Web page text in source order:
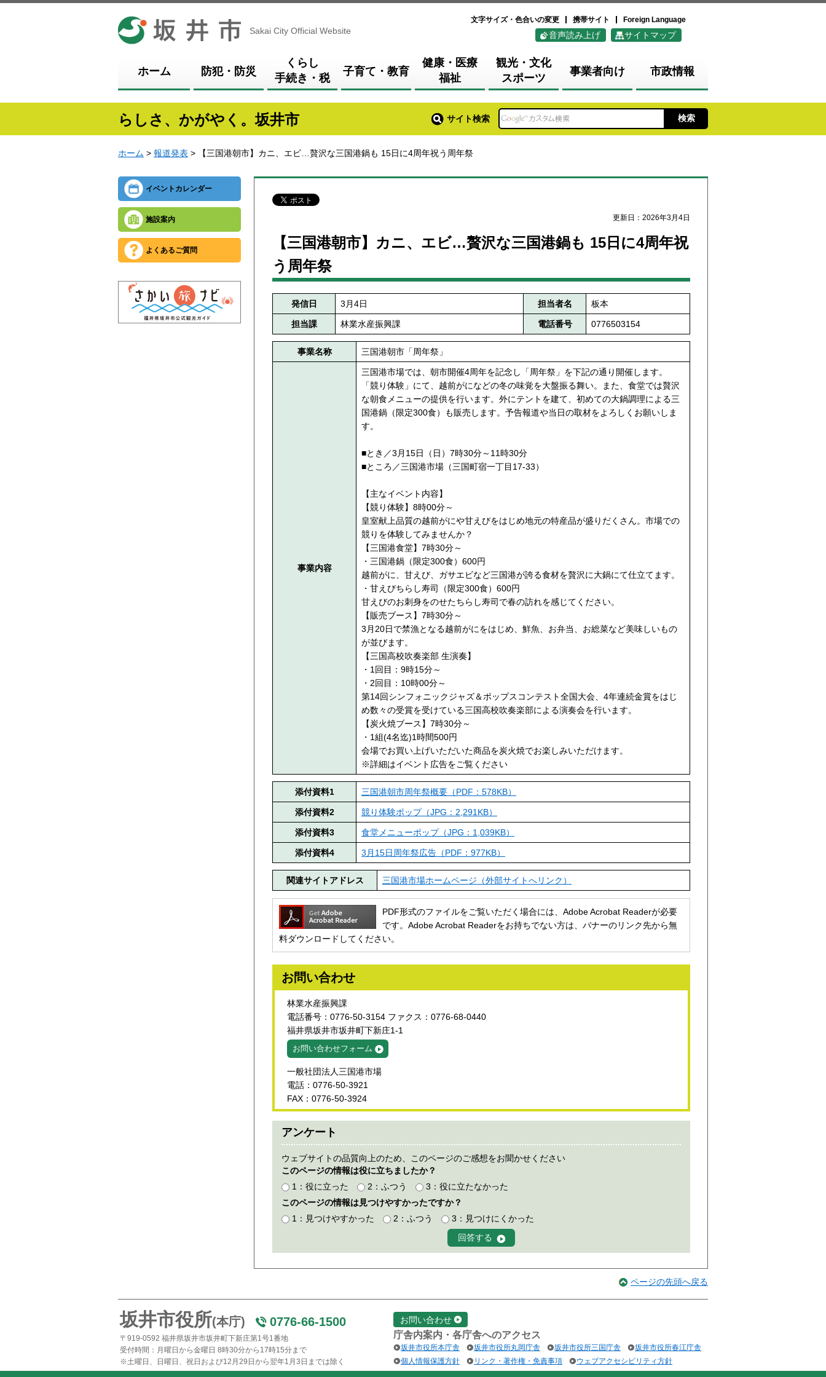
坂井市
Sakai City Official Website
文字サイズ・色合いの変更 携帯サイト Foreign Language
音声読み上げ サイトマップ
ホーム 防犯・防災
くらし
手続き・税
子育て・教育
健康・医療
福祉
観光・文化
スポーツ
事業者向け 市政情報
らしさ、かがやく。坂井市 サイト検索
ホーム > 報道発表 > 【三国港朝市】カニ、エビ…贅沢な三国港鍋も 15日に4周年祝う周年祭
イベントカレンダー
施設案内
よくあるご質問
更新日：2026年3月4日
【三国港朝市】カニ、エビ…贅沢な三国港鍋も 15日に4周年祝
う周年祭
発信日 3月4日 担当者名 板本
担当課 林業水産振興課 電話番号 0776503154
事業名称 三国港朝市「周年祭」
事業内容
三国港市場では、朝市開催4周年を記念し「周年祭」を下記の通り開催します。
「競り体験」にて、越前がになどの冬の味覚を大盤振る舞い。また、食堂では贅沢
な朝食メニューの提供を行います。外にテントを建て、初めての大鍋調理による三
国港鍋（限定300食）も販売します。予告報道や当日の取材をよろしくお願いしま
す。
■とき／3月15日（日）7時30分～11時30分
■ところ／三国港市場（三国町宿一丁目17-33）
【主なイベント内容】
【競り体験】8時00分～
皇室献上品質の越前がにや甘えびをはじめ地元の特産品が盛りだくさん。市場での
競りを体験してみませんか？
【三国港食堂】7時30分～
・三国港鍋（限定300食）600円
越前がに、甘えび、ガサエビなど三国港が誇る食材を贅沢に大鍋にて仕立てます。
・甘えびちらし寿司（限定300食）600円
甘えびのお刺身をのせたちらし寿司で春の訪れを感じてください。
【販売ブース】7時30分～
3月20日で禁漁となる越前がにをはじめ、鮮魚、お弁当、お総菜など美味しいもの
が並びます。
【三国高校吹奏楽部 生演奏】
・1回目：9時15分～
・2回目：10時00分～
第14回シンフォニックジャズ＆ポップスコンテスト全国大会、4年連続金賞をはじ
め数々の受賞を受けている三国高校吹奏楽部による演奏会を行います。
【炭火焼ブース】7時30分～
・1組(4名迄)1時間500円
会場でお買い上げいただいた商品を炭火焼でお楽しみいただけます。
※詳細はイベント広告をご覧ください
添付資料1 三国港朝市周年祭概要（PDF：578KB）
添付資料2 競り体験ポップ（JPG：2,291KB）
添付資料3 食堂メニューポップ（JPG：1,039KB）
添付資料4 3月15日周年祭広告（PDF：977KB）
関連サイトアドレス 三国港市場ホームページ（外部サイトへリンク）
PDF形式のファイルをご覧いただく場合には、Adobe Acrobat Readerが必要
です。Adobe Acrobat Readerをお持ちでない方は、バナーのリンク先から無
料ダウンロードしてください。
お問い合わせ
林業水産振興課
電話番号：0776-50-3154 ファクス：0776-68-0440
福井県坂井市坂井町下新庄1-1
お問い合わせフォーム
一般社団法人三国港市場
電話：0776-50-3921
FAX：0776-50-3924
アンケート
ウェブサイトの品質向上のため、このページのご感想をお聞かせください
このページの情報は役に立ちましたか？
1：役に立った
2：ふつう
3：役に立たなかった
このページの情報は見つけやすかったですか？
1：見つけやすかった
2：ふつう 3：見つけにくかった
ページの先頭へ戻る
坂井市役所(本庁) 0776-66-1500
〒919-0592 福井県坂井市坂井町下新庄第1号1番地
受付時間：月曜日から金曜日 8時30分から17時15分まで
※土曜日、日曜日、祝日および12月29日から翌年1月3日までは除く
お問い合わせ
庁舎内案内・各庁舎へのアクセス
坂井市役所本庁舎 坂井市役所丸岡庁舎 坂井市役所三国庁舎
坂井市役所春江庁舎
個人情報保護方針
リンク・著作権・免責事項 ウェブアクセシビリティ方針